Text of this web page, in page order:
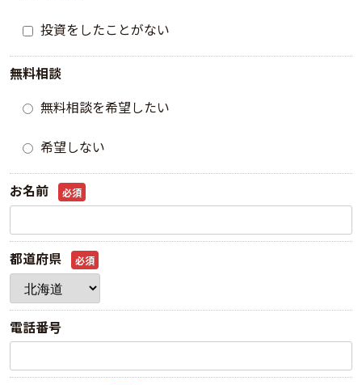
投資をしたことがない
無料相談
無料相談を希望したい
希望しない
お名前 必須
都道府県 必須
電話番号